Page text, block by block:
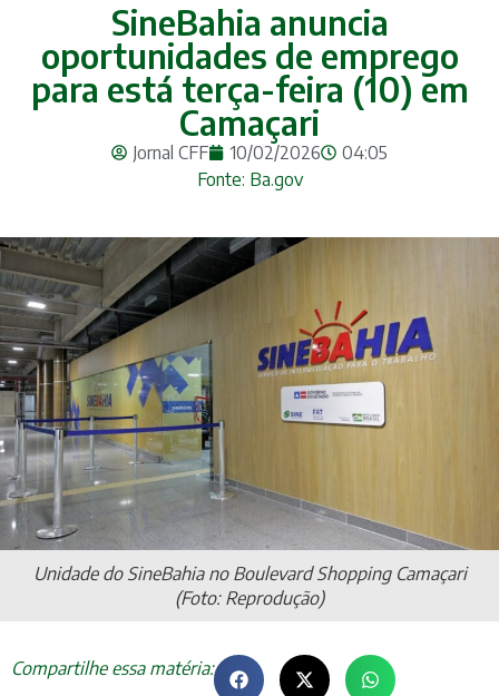
SineBahia anuncia
oportunidades de emprego
para está terça-feira (10) em
Camaçari
Jornal CFF 10/02/2026
04:05
Fonte: Ba.gov
Unidade do SineBahia no Boulevard Shopping Camaçari
(Foto: Reprodução)
Compartilhe essa matéria: